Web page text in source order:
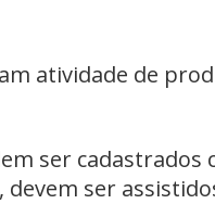
atividade de
ser
devem ser